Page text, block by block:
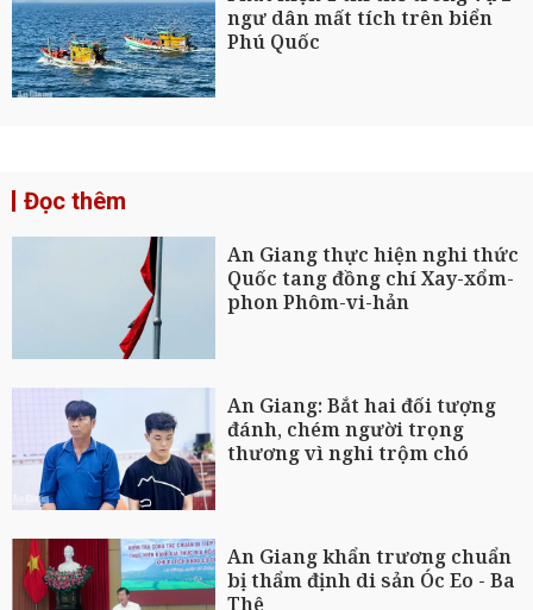
ngư dân mất tích trên biển
Phú Quốc
Đọc thêm
An Giang thực hiện nghi thức
Quốc tang đồng chí Xay-xổm-
phon Phôm-vi-hản
An Giang: Bắt hai đối tượng
đánh, chém người trọng
thương vì nghi trộm chó
An Giang khẩn trương chuẩn
bị thẩm định di sản Óc Eo - Ba
Thê